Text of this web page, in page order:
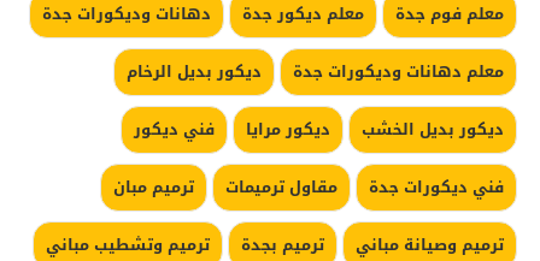
معلم فوم جدة معلم ديكور جدة
دهانات وديكورات جدة
معلم دهانات وديكورات جدة
ديكور بديل الرخام
ديكور بديل الخشب
ديكور مرايا
فني ديكور
فني ديكورات جدة
مقاول ترميمات
ترميم مبان
ترميم وصيانة مباني
ترميم بجدة
ترميم وتشطيب مباني